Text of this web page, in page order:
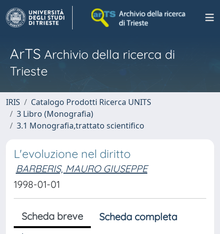
ArTS Archivio della ricerca di
Trieste
IRIS
Catalogo Prodotti Ricerca UNITS
3 Libro (Monografia)
3.1 Monografia,trattato scientifico
L'evoluzione nel diritto
BARBERIS, MAURO GIUSEPPE
1998-01-01
Scheda breve Scheda completa